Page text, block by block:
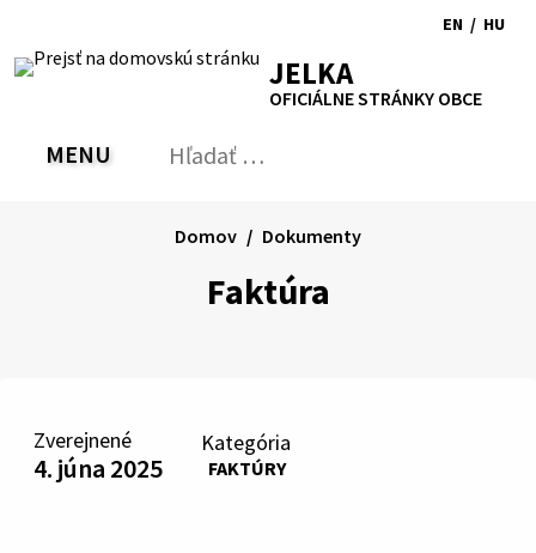
obsah
RSS MapaTlačiť
Zvýšiť
kontrast
písmapísma
EN
to
/ HU
JELKA
OFICIÁLNE STRÁNKY OBCE
PREPNÚŤ
MENU Hľadať:
Faktúra
Domov Dokumenty
Zverejnené
4. júna 2025
Kategória
FAKTÚRY